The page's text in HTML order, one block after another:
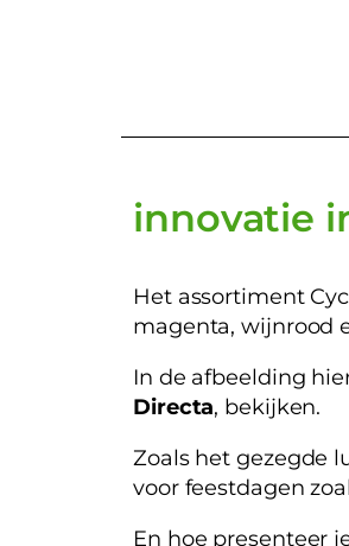
innovatie
Het assortiment
magenta, wijnrood
In de afbeelding
Directa, bekijken.
Zoals het gezegde
voor feestdagen
En hoe presenteer